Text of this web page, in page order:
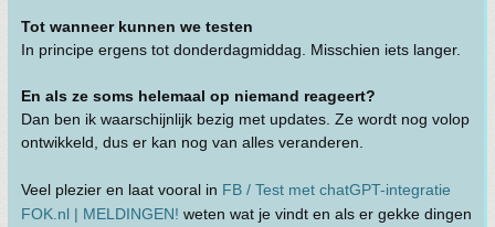
Tot wanneer kunnen we testen
In principe ergens tot donderdagmiddag. Misschien iets langer.
En als ze soms helemaal op niemand reageert?
Dan ben ik waarschijnlijk bezig met updates. Ze wordt nog volop
ontwikkeld, dus er kan nog van alles veranderen.
Veel plezier en laat vooral in FB / Test met chatGPT-integratie
FOK.nl | MELDINGEN! weten wat je vindt en als er gekke dingen